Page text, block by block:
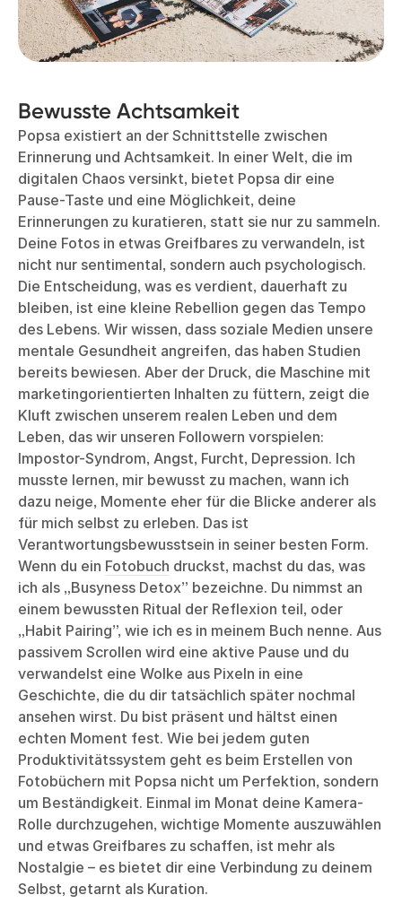
Bewusste Achtsamkeit
Popsa existiert an der Schnittstelle zwischen
Erinnerung und Achtsamkeit. In einer Welt, die im
digitalen Chaos versinkt, bietet Popsa dir eine
Pause-Taste und eine Möglichkeit, deine
Erinnerungen zu kuratieren, statt sie nur zu sammeln.
Deine Fotos in etwas Greifbares zu verwandeln, ist
nicht nur sentimental, sondern auch psychologisch.
Die Entscheidung, was es verdient, dauerhaft zu
bleiben, ist eine kleine Rebellion gegen das Tempo
des Lebens. Wir wissen, dass soziale Medien unsere
mentale Gesundheit angreifen, das haben Studien
bereits bewiesen. Aber der Druck, die Maschine mit
marketingorientierten Inhalten zu füttern, zeigt die
Kluft zwischen unserem realen Leben und dem
Leben, das wir unseren Followern vorspielen:
Impostor-Syndrom, Angst, Furcht, Depression. Ich
musste lernen, mir bewusst zu machen, wann ich
dazu neige, Momente eher für die Blicke anderer als
für mich selbst zu erleben. Das ist
Verantwortungsbewusstsein in seiner besten Form.
Wenn du ein Fotobuch druckst, machst du das, was
ich als „Busyness Detox” bezeichne. Du nimmst an
einem bewussten Ritual der Reflexion teil, oder
„Habit Pairing”, wie ich es in meinem Buch nenne. Aus
passivem Scrollen wird eine aktive Pause und du
verwandelst eine Wolke aus Pixeln in eine
Geschichte, die du dir tatsächlich später nochmal
ansehen wirst. Du bist präsent und hältst einen
echten Moment fest. Wie bei jedem guten
Produktivitätssystem geht es beim Erstellen von
Fotobüchern mit Popsa nicht um Perfektion, sondern
um Beständigkeit. Einmal im Monat deine Kamera-
Rolle durchzugehen, wichtige Momente auszuwählen
und etwas Greifbares zu schaffen, ist mehr als
Nostalgie – es bietet dir eine Verbindung zu deinem
Selbst, getarnt als Kuration.